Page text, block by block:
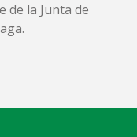
de la Junta de